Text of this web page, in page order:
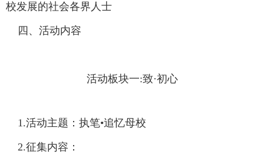
校发展的社会各界人士
四、活动内容
活动板块一:致·初心
1.活动主题： 执笔•追忆母校
2.征集内容：